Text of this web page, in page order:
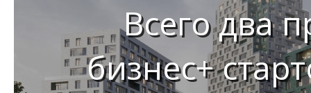
Всего два
бизнес+